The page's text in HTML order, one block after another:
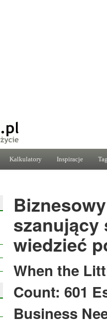
Kalkulatory Inspiracje
szanujący
wiedzieć
When the
Count: 601
Business